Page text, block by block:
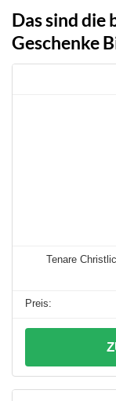
Das sind die
Geschenke
Tenare